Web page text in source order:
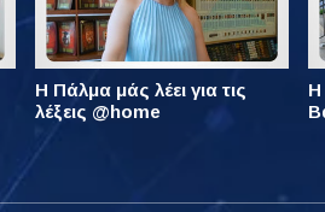
Η Πάλμα μάς λέει για τις
λέξεις @home
Η